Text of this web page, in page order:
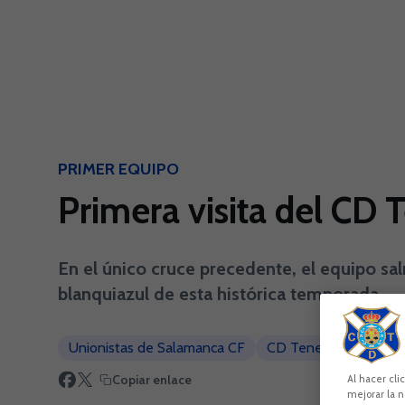
PRIMER EQUIPO
Primera visita del CD
En el único cruce precedente, el equipo
blanquiazul de esta histórica temporada.
Unionistas de Salamanca CF CD Tenerife
Copiar enlace
Al hacer
mejorar la